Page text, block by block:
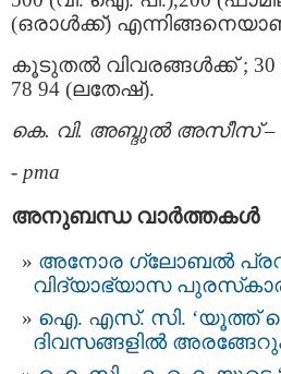
(ഒരാൾക്ക്‌)
കൂടുതൽ വിവരങ്ങൾക്ക് ; 30
78 94 (ലതേഷ്).
കെ. വി. അബ്ദുൽ അസീസ്‌ –
- pma
അനുബന്ധ വാര്‍ത്തകള്‍
അനോര ഗ്ലോബൽ
വിദ്യാഭ്യാസ
ഐ. എസ്. സി. ‘യൂത്ത്
ദിവസങ്ങളിൽ